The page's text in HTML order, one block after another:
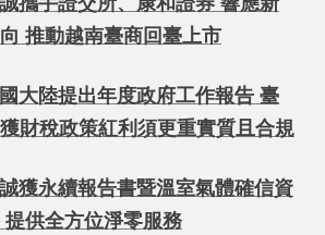
推動越南臺商回臺上市
大陸提出年度政府工作報告 臺
財稅政策紅利須更重實質且合規
獲永續報告書暨溫室氣體確信資
提供全方位淨零服務